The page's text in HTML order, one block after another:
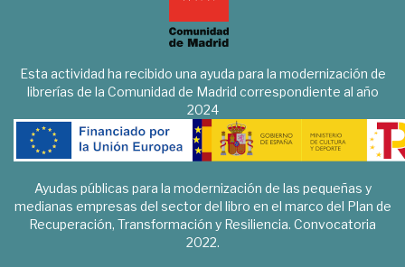
Esta actividad ha recibido una ayuda para la modernización de
librerías de la Comunidad de Madrid correspondiente al año
2024
Ayudas públicas para la modernización de las pequeñas y
medianas empresas del sector del libro en el marco del Plan de
Recuperación, Transformación y Resiliencia. Convocatoria
2022.